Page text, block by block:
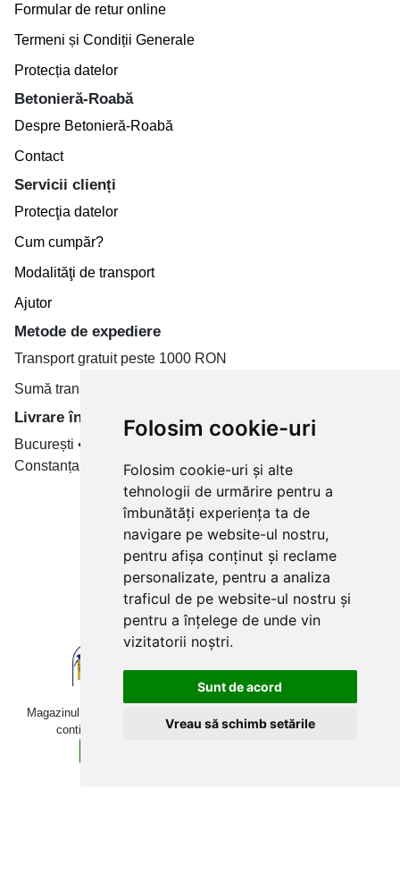
Folosim cookie-uri
Folosim cookie-uri și alte
tehnologii de urmărire pentru a
îmbunătăți experiența ta de
navigare pe website-ul nostru,
pentru afișa conținut și reclame
personalizate, pentru a analiza
traficul de pe website-ul nostru și
pentru a înțelege de unde vin
vizitatorii noștri.
Sunt de acord
Vreau să schimb setările
Magazinul online betoniera-roaba.ro folosește cookies. Navigând în
continuare, îți exprimi acordul pentru folosirea acestora.
Formular de retur online
Termeni și Condiții Generale
Protecția datelor
Betonieră-Roabă
Despre Betonieră-Roabă
Contact
Servicii clienți
Protecţia datelor
Cum cumpăr?
Modalităţi de transport
Ajutor
Metode de expediere
Transport gratuit peste 1000 RON
Sumă transport de la 19.99 RON
Livrare în toate țară
București • Cluj-Napoca • Brașov • Timișoara • Iași •
Constanța • Craiova
Plăți cu card bancar prin